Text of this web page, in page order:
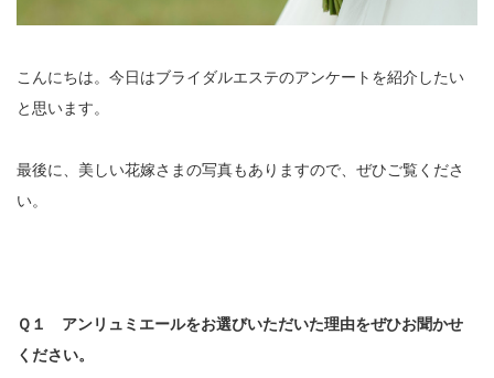
こんにちは。今日はブライダルエステのアンケートを紹介したい
と思います。
最後に、美しい花嫁さまの写真もありますので、ぜひご覧くださ
い。
Ｑ１ アンリュミエールをお選びいただいた理由をぜひお聞かせ
ください。